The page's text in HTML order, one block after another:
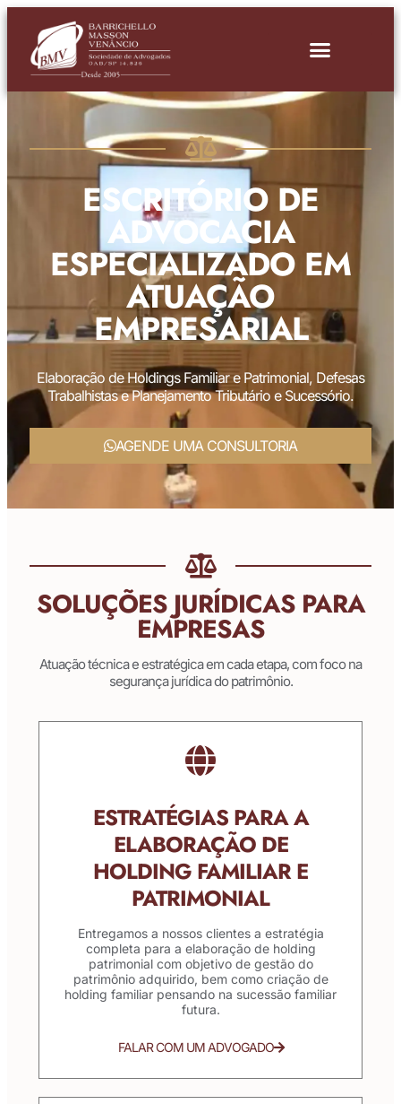
ESCRITÓRIO DE
ADVOCACIA
ESPECIALIZADO EM
ATUAÇÃO
EMPRESARIAL
Elaboração de Holdings Familiar e Patrimonial, Defesas
Trabalhistas e Planejamento Tributário e Sucessório.
AGENDE UMA CONSULTORIA
SOLUÇÕES JURÍDICAS PARA
EMPRESAS
Atuação técnica e estratégica em cada etapa, com foco na
segurança jurídica do patrimônio.
ESTRATÉGIAS PARA A
ELABORAÇÃO DE
HOLDING FAMILIAR E
PATRIMONIAL
Entregamos a nossos clientes a estratégia
completa para a elaboração de holding
patrimonial com objetivo de gestão do
patrimônio adquirido, bem como criação de
holding familiar pensando na sucessão familiar
futura.
FALAR COM UM ADVOGADO